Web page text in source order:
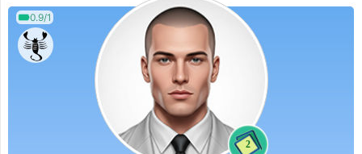
0.9/1
2